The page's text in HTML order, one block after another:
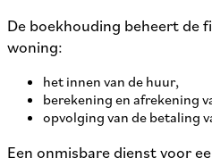
De boekhouding beheert de
woning:
het innen van de huur,
berekening en afrekening
opvolging van de betaling
Een onmisbare dienst voor